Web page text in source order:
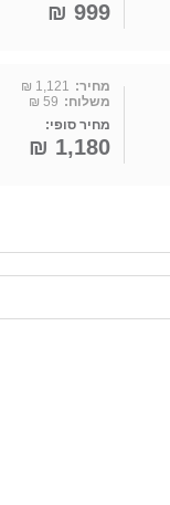
999 ₪
מחיר: 1,121 ₪
משלוח: 59 ₪
מחיר סופי:
1,180 ₪